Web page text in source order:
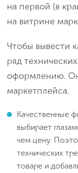
на первой (в
на витрине
Чтобы вывести
ряд
оформлению.
маркетплейса.
Качественные
выбирает
чем цену.
технических
товаре и